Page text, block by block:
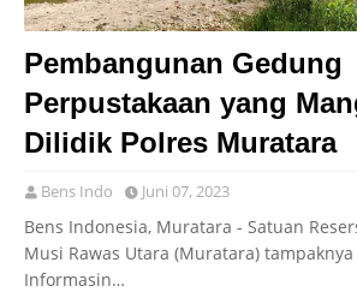
Pembangunan Gedung
Perpustakaan yang
Dilidik Polres Muratara
Bens Indo Juni 07, 2023
Bens Indonesia, Muratara - Satuan
Musi Rawas Utara (Muratara)
Informasin…